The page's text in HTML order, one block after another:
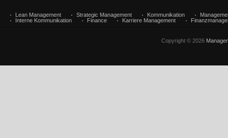
Lean Management Strategic Management Kommunikation
Interne Kommunikation
Finance Karriere Management
Copyright © 2026